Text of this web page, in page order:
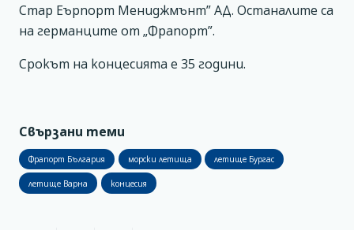
Стар Еърпорт Мениджмънт” АД. Останалите са
на германците от „Фрапорт”.
Срокът на концесията е 35 години.
Свързани теми
Фрапорт България морски летища летище Бургас
летище Варна концесия